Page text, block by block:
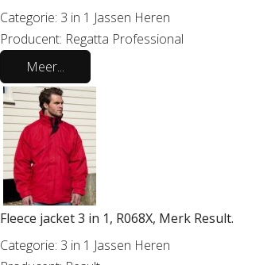
Categorie: 3 in 1 Jassen Heren
Producent: Regatta Professional
Meer...
Fleece jacket 3 in 1, R068X, Merk Result.
Categorie: 3 in 1 Jassen Heren